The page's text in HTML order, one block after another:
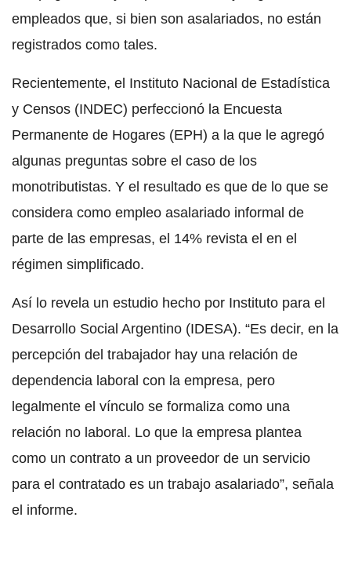
empleados que, si bien son asalariados, no están
registrados como tales.
Recientemente, el Instituto Nacional de Estadística
y Censos (INDEC) perfeccionó la Encuesta
Permanente de Hogares (EPH) a la que le agregó
algunas preguntas sobre el caso de los
monotributistas. Y el resultado es que de lo que se
considera como empleo asalariado informal de
parte de las empresas, el 14% revista el en el
régimen simplificado.
Así lo revela un estudio hecho por Instituto para el
Desarrollo Social Argentino (IDESA). “Es decir, en la
percepción del trabajador hay una relación de
dependencia laboral con la empresa, pero
legalmente el vínculo se formaliza como una
relación no laboral. Lo que la empresa plantea
como un contrato a un proveedor de un servicio
para el contratado es un trabajo asalariado”, señala
el informe.